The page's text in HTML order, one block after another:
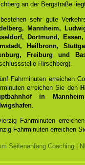
an der Bergstraße
sehr gute
Mannheim,
Dortmund,
Heilbronn,
Freiburg und
Hirschberg).
Fahrminuten erreichen
erreichen Sie den
in
.
Fahrminuten
Fahrminuten erreichen
Seitenanfang Coaching |